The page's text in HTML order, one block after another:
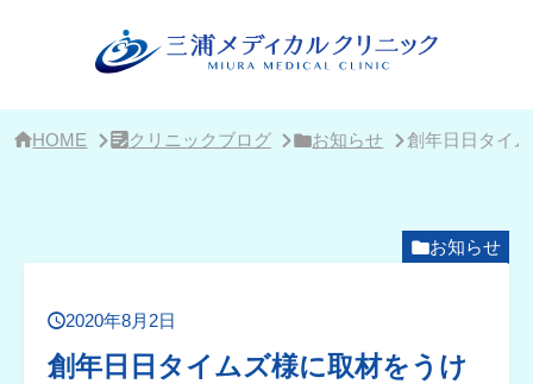
HOME クリニックブログ お知らせ 創年日日タイ
お知らせ
2020年8月2日
創年日日タイムズ様に取材をうけ